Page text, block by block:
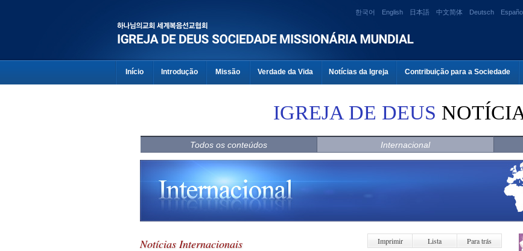
한국어 English 日本語 中文简体 Deutsch
Início Introdução Missão Verdade da Vida Notícias da Igreja Contribuição para a Sociedade
IGREJA DE DEUS
Todos os conteúdos Internacional
Notícias Internacionais Imprimir Lista Para trás